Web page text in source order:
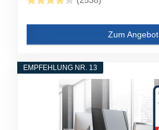
Zum Angebot
EMPFEHLUNG NR. 13